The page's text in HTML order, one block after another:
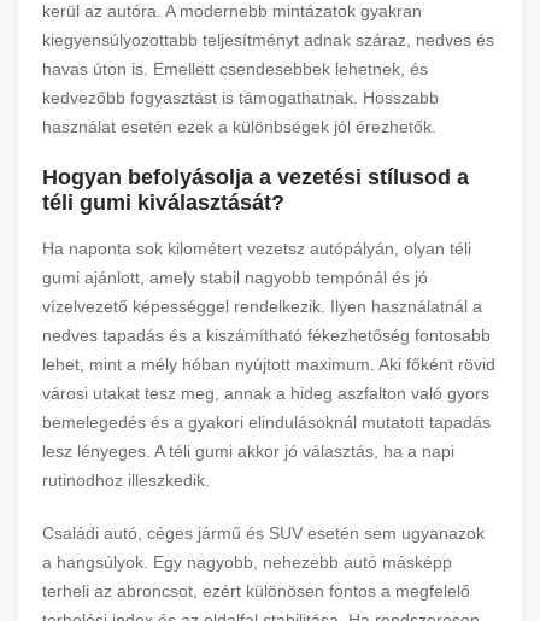
kerül az autóra. A modernebb mintázatok gyakran
kiegyensúlyozottabb teljesítményt adnak száraz, nedves és
havas úton is. Emellett csendesebbek lehetnek, és
kedvezőbb fogyasztást is támogathatnak. Hosszabb
használat esetén ezek a különbségek jól érezhetők.
Hogyan befolyásolja a vezetési stílusod a
téli gumi kiválasztását?
Ha naponta sok kilométert vezetsz autópályán, olyan téli
gumi ajánlott, amely stabil nagyobb tempónál és jó
vízelvezető képességgel rendelkezik. Ilyen használatnál a
nedves tapadás és a kiszámítható fékezhetőség fontosabb
lehet, mint a mély hóban nyújtott maximum. Aki főként rövid
városi utakat tesz meg, annak a hideg aszfalton való gyors
bemelegedés és a gyakori elindulásoknál mutatott tapadás
lesz lényeges. A téli gumi akkor jó választás, ha a napi
rutinodhoz illeszkedik.
Családi autó, céges jármű és SUV esetén sem ugyanazok
a hangsúlyok. Egy nagyobb, nehezebb autó másképp
terheli az abroncsot, ezért különösen fontos a megfelelő